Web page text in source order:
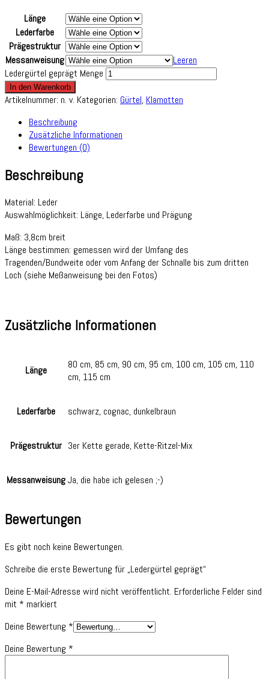
Länge
Lederfarbe
Prägestruktur
Messanweisung
Leeren
Ledergürtel geprägt Menge
In den Warenkorb
Artikelnummer: n. v. Kategorien: Gürtel, Klamotten
Beschreibung
Zusätzliche Informationen
Bewertungen (0)
Beschreibung
Material: Leder
Auswahlmöglichkeit: Länge, Lederfarbe und Prägung
Maß: 3,8cm breit
Länge bestimmen: gemessen wird der Umfang des
Tragenden/Bundweite oder vom Anfang der Schnalle bis zum dritten
Loch (siehe Meßanweisung bei den Fotos)
Zusätzliche Informationen
Länge
80 cm, 85 cm, 90 cm, 95 cm, 100 cm, 105 cm, 110
cm, 115 cm
Lederfarbe schwarz, cognac, dunkelbraun
Prägestruktur 3er Kette gerade, Kette-Ritzel-Mix
MessanweisungJa, die habe ich gelesen ;-)
Bewertungen
Es gibt noch keine Bewertungen.
Schreibe die erste Bewertung für „Ledergürtel geprägt“
Deine E-Mail-Adresse wird nicht veröffentlicht. Erforderliche Felder sind
mit * markiert
Deine Bewertung *
Deine Bewertung *